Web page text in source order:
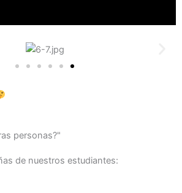
personas?"
de nuestros estudiantes: